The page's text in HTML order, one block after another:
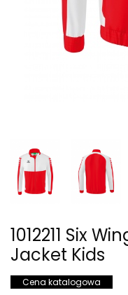
1012211 Six
Jacket Kids
Cena katalogowa